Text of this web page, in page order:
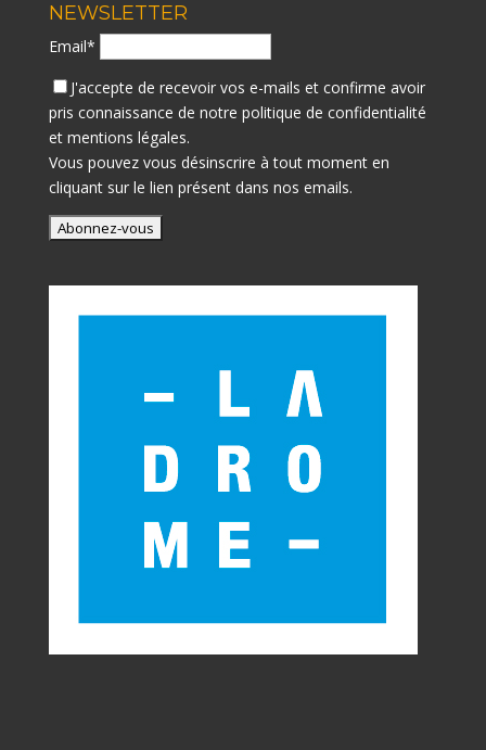
NEWSLETTER
Email*
J'accepte de recevoir vos e-mails et confirme avoir
pris connaissance de notre politique de confidentialité
et mentions légales.
Vous pouvez vous désinscrire à tout moment en
cliquant sur le lien présent dans nos emails.